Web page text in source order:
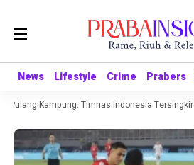
News Lifestyle Crime Prabers
News Lifestyle Crime Prabers
Kampung: Timnas Indonesia Tersingkir